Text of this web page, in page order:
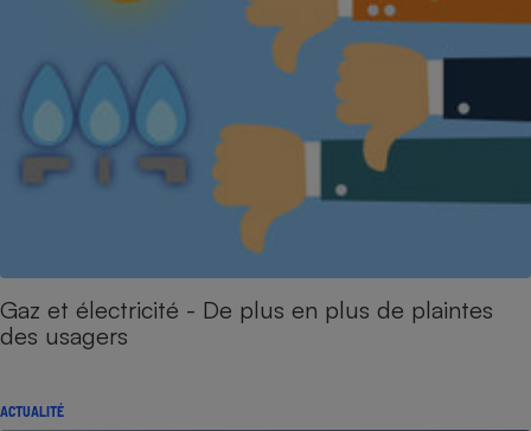
Gaz et électricité - De plus en plus de plaintes
des usagers
ACTUALITÉ